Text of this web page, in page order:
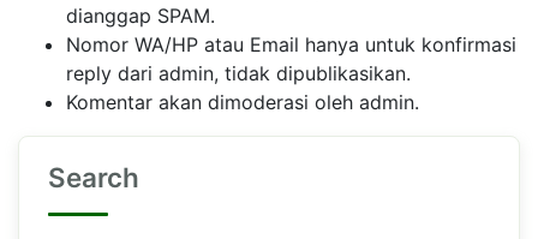
dianggap SPAM.
Nomor WA/HP atau Email hanya untuk konfirmasi
reply dari admin, tidak dipublikasikan.
Komentar akan dimoderasi oleh admin.
Search